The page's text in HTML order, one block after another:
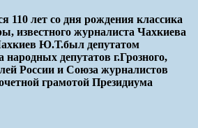
110 лет со дня рождения классика
известного журналиста Чахкиева
Ю.Т.был депутатом
народных депутатов г.Грозного,
России и Союза журналистов
грамотой Президиума